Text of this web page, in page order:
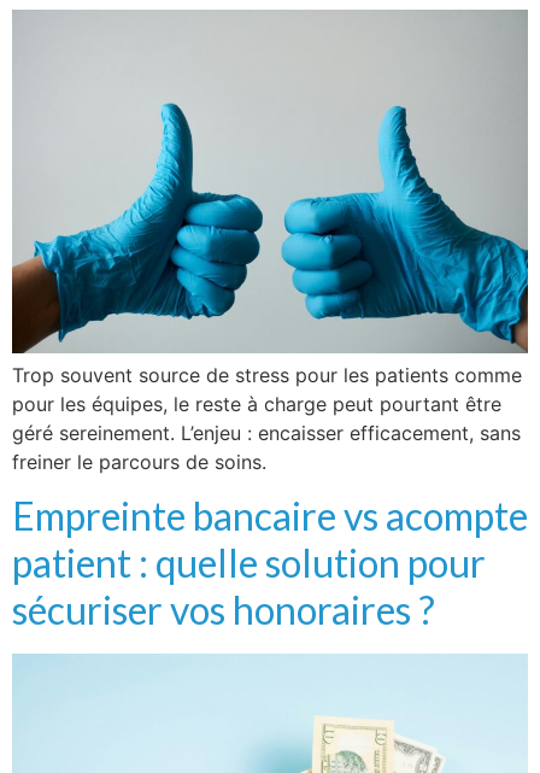
Trop souvent source de stress pour les patients comme
pour les équipes, le reste à charge peut pourtant être
géré sereinement. L’enjeu : encaisser efficacement, sans
freiner le parcours de soins.
Empreinte bancaire vs acompte
patient : quelle solution pour
sécuriser vos honoraires ?